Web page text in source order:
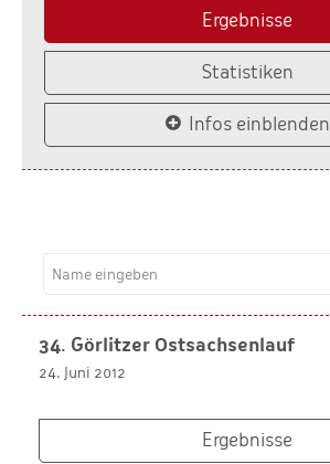
Ergebnisse
Statistiken
Infos einblenden
34. Görlitzer Ostsachsenlauf
24. Juni 2012
Ergebnisse